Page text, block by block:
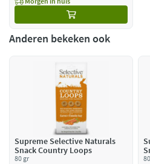
Anderen bekeken ook
Supreme Selective Naturals
Snack Country Loops
80 gr